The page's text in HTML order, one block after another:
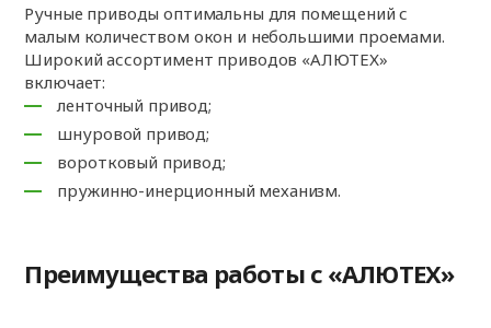
Ручные приводы оптимальны для помещений с
малым количеством окон и небольшими проемами.
Широкий ассортимент приводов «АЛЮТЕХ»
включает:
ленточный привод;
шнуровой привод;
воротковый привод;
пружинно-инерционный механизм.
Преимущества работы с «АЛЮТЕХ»